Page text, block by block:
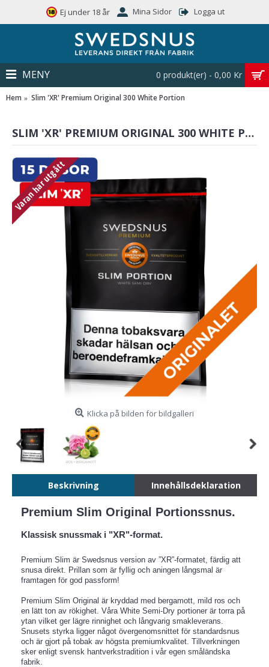
Ej under 18 år Mina Sidor Logga ut
0 produkt(er) - 0,00 Kr
MENY
Hem Slim 'XR' Premium Original 300 White Portion
SLIM 'XR' PREMIUM ORIGINAL 300 WHITE PORTION
Varan har utgått
Klicka på bilden för bildgalleri
Beskrivning Innehållsdeklaration
Premium Slim Original Portionssnus.
Klassisk snussmak i "XR"-format.
Premium Slim är Swedsnus version av ”XR”-formatet, färdig att
snusa direkt. Prillan som är fyllig och aningen långsmal är
framtagen för god passform!
Premium Slim Original är kryddad med bergamott, mild ros och
en lätt ton av rökighet. Våra White Semi-Dry portioner är torra på
ytan vilket ger lägre rinnighet och långvarig smakleverans.
Snusets styrka ligger något övergenomsnittet för standardsnus
och är gjort på tobak av högsta premiumkvalitet. Tillverkningen
sker enligt svensk hantverkstradition i vår egen småländska
fabrik.